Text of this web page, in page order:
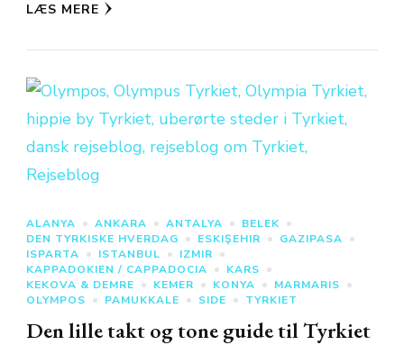
LÆS MERE
ALANYA ANKARA ANTALYA
BELEK
DEN TYRKISKE HVERDAG
ESKIŞEHIR
GAZIPASA
ISPARTA
ISTANBUL
IZMIR
KAPPADOKIEN / CAPPADOCIA
KARS
KEKOVA & DEMRE
KEMER KONYA
MARMARIS
OLYMPOS
PAMUKKALE SIDE TYRKIET
Den lille takt og tone guide til Tyrkiet